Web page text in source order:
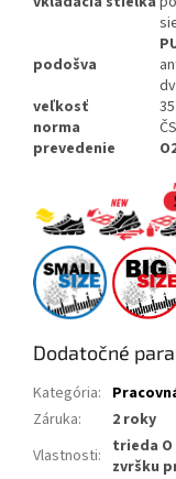
podošva
veľkosť
norma
prevedenie
Dodatočné
Kategória:
Záruka:
2 roky
Vlastnosti: trieda O
zvršku